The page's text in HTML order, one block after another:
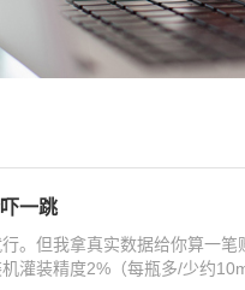
一跳
。但我拿真实数据给你算一
灌装精度2%（每瓶多/少约